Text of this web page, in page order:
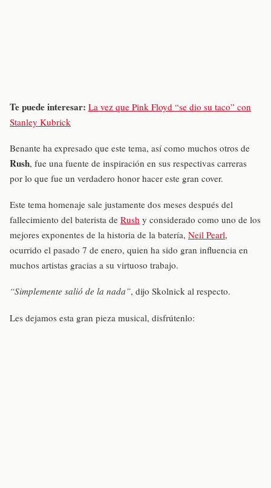
Te puede interesar: La vez que Pink Floyd “se dio su taco” con
Stanley Kubrick
Benante ha expresado que este tema, así como muchos otros de
Rush, fue una fuente de inspiración en sus respectivas carreras
por lo que fue un verdadero honor hacer este gran cover.
Este tema homenaje sale justamente dos meses después del
fallecimiento del baterista de Rush y considerado como uno de los
mejores exponentes de la historia de la batería, Neil Pearl,
ocurrido el pasado 7 de enero, quien ha sido gran influencia en
muchos artistas gracias a su virtuoso trabajo.
“Simplemente salió de la nada”, dijo Skolnick al respecto.
Les dejamos esta gran pieza musical, disfrútenlo: